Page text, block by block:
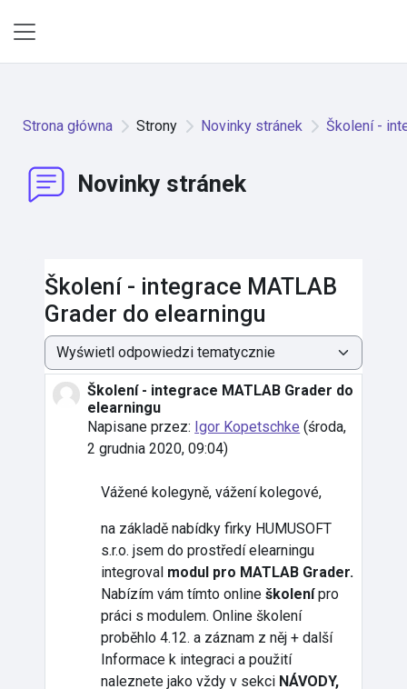
Strona główna Strony Novinky stránek Školení -
Novinky stránek
Školení - integrace MATLAB
Grader do elearningu
Sposób wyświetlania
Školení - integrace MATLAB Grader do
elearningu
Napisane przez: Igor Kopetschke (środa,
2 grudnia 2020, 09:04)
Liczba odpowiedzi: 0
Vážené kolegyně, vážení kolegové,
na základě nabídky firky HUMUSOFT
s.r.o. jsem do prostředí elearningu
integroval modul pro MATLAB Grader.
Nabízím vám tímto onlineškolenípro
práci s modulem. Online školení
proběhlo 4.12. a záznam z něj + další
Informace k integraci a použití
naleznete jako vždy v sekci NÁVODY,